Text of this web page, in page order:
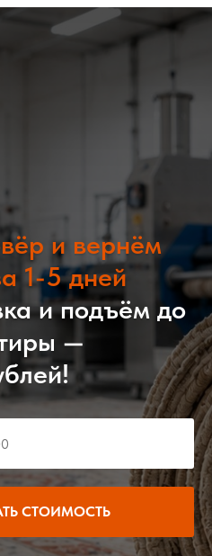
и вернём
1-5 дней
и подъём до
—
СТОИМОСТЬ